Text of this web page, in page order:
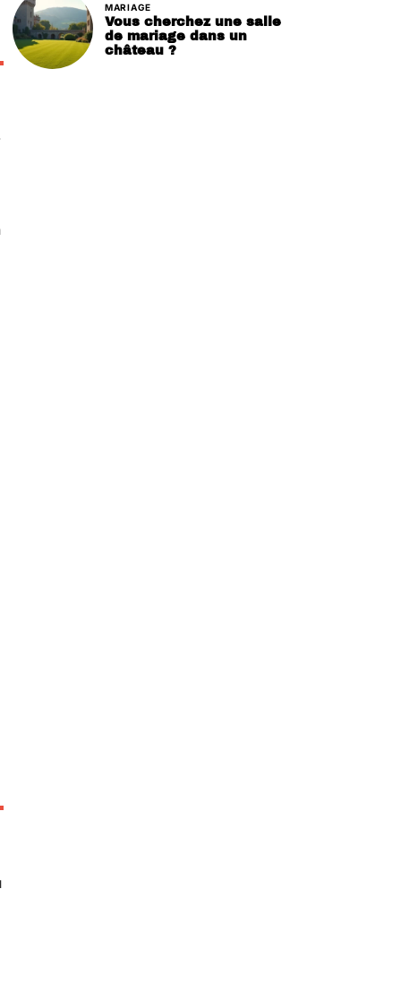
MARIAGE
Vous cherchez une salle
de mariage dans un
château ?